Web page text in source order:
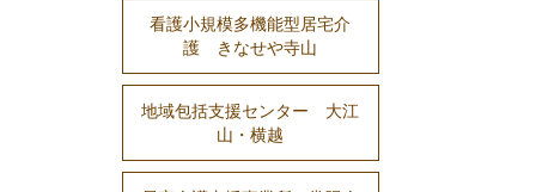
看護小規模多機能型居宅介
護 きなせや寺山
地域包括支援センター 大江
山・横越